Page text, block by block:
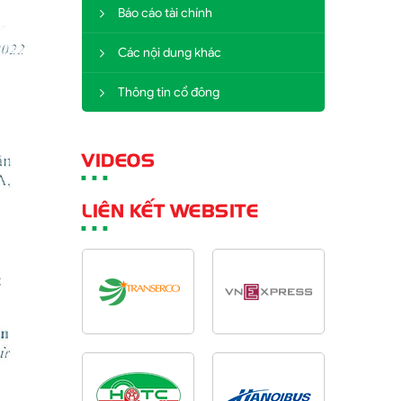
Báo cáo tài chính
Các nội dung khác
Thông tin cổ đông
VIDEOS
LIÊN KẾT WEBSITE